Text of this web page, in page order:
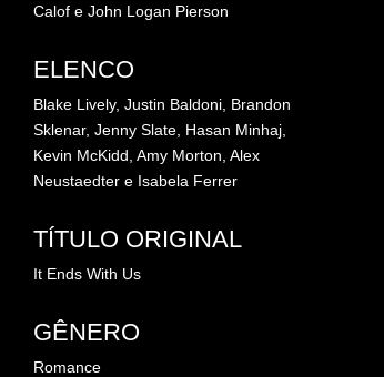
Calof e John Logan Pierson
ELENCO
Blake Lively, Justin Baldoni, Brandon
Sklenar, Jenny Slate, Hasan Minhaj,
Kevin McKidd, Amy Morton, Alex
Neustaedter e Isabela Ferrer
TÍTULO ORIGINAL
It Ends With Us
GÊNERO
Romance